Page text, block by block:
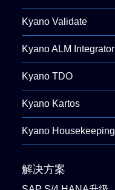
Kyano Validate
Kyano ALM Integrator
Kyano TDO
Kyano Kartos
Kyano Housekeeping
解决方案